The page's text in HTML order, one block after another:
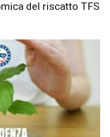
del riscatto TFS